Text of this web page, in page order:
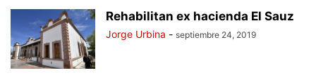
Rehabilitan ex hacienda El Sauz
Jorge Urbina - septiembre 24, 2019